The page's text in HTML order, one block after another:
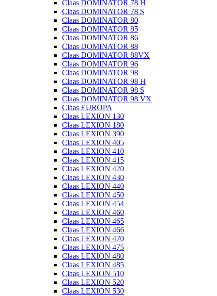
Claas DOMINATOR 78 H
Claas DOMINATOR 78 S
Claas DOMINATOR 80
Claas DOMINATOR 85
Claas DOMINATOR 86
Claas DOMINATOR 88
Claas DOMINATOR 88VX
Claas DOMINATOR 96
Claas DOMINATOR 98
Claas DOMINATOR 98 H
Claas DOMINATOR 98 S
Claas DOMINATOR 98 VX
Claas EUROPA
Claas LEXION 130
Claas LEXION 180
Claas LEXION 390
Claas LEXION 405
Claas LEXION 410
Claas LEXION 415
Claas LEXION 420
Claas LEXION 430
Claas LEXION 440
Claas LEXION 450
Claas LEXION 454
Claas LEXION 460
Claas LEXION 465
Claas LEXION 466
Claas LEXION 470
Claas LEXION 475
Claas LEXION 480
Claas LEXION 485
Claas LEXION 510
Claas LEXION 520
Claas LEXION 530